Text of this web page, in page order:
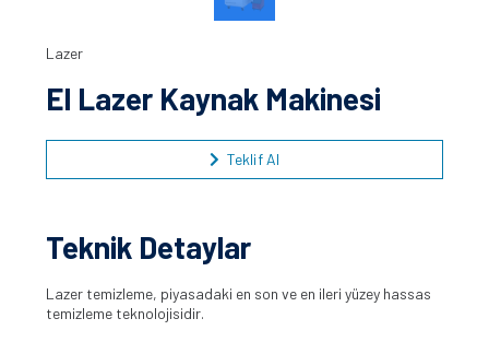
Lazer
El Lazer Kaynak Makinesi
Teklif Al
Teknik Detaylar
Lazer temizleme, piyasadaki en son ve en ileri yüzey hassas
temizleme teknolojisidir.